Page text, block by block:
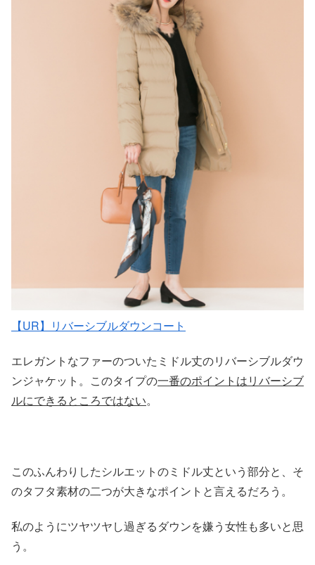
【UR】リバーシブルダウンコート
エレガントなファーのついたミドル丈のリバーシブルダウ
ンジャケット。このタイプの一番のポイントはリバーシブ
ルにできるところではない。
このふんわりしたシルエットのミドル丈という部分と、そ
のタフタ素材の二つが大きなポイントと言えるだろう。
私のようにツヤツヤし過ぎるダウンを嫌う女性も多いと思
う。